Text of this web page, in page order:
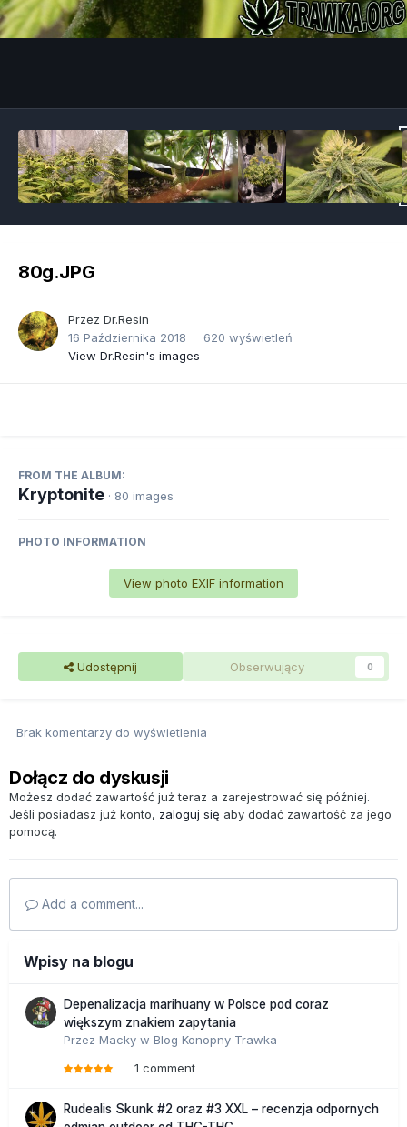
80g.JPG
Przez Dr.Resin
16 Października 2018
620 wyświetleń
View Dr.Resin's images
FROM THE ALBUM:
Kryptonite · 80 images
PHOTO INFORMATION
View photo EXIF information
Udostępnij Obserwujący 0
Brak komentarzy do wyświetlenia
Dołącz do dyskusji
Możesz dodać zawartość już teraz a zarejestrować się później.
Jeśli posiadasz już konto, zaloguj się aby dodać zawartość za jego
pomocą.
Add a comment...
Wpisy na blogu
Depenalizacja marihuany w Polsce pod coraz
większym znakiem zapytania
Przez Macky w Blog Konopny Trawka
1 comment
Rudealis Skunk #2 oraz #3 XXL – recenzja odpornych